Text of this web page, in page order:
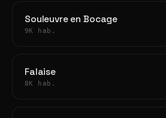
Souleuvre en Bocage
9K hab.
Falaise
8K hab.